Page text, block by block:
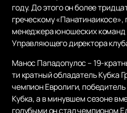
году. До этого он более
греческому «Панатинаикосе»,
менеджера юношеских команд
Управляющего директора
Манос Пападопулос – 19-
ти кратный обладатель Кубка
чемпион Евролиги,
Кубка, а в минувшем сезоне
голубыми он стал чемпионом